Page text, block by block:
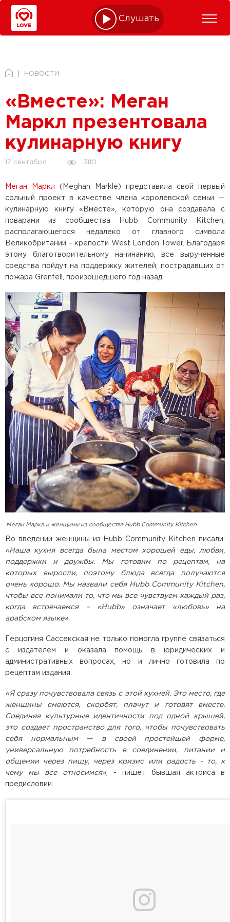
Слушать online
НОВОСТИ
«Вместе»: Меган
Маркл презентовала
кулинарную книгу
17 сентября 3110
Меган Маркл (Meghan Markle) представила свой первый
сольный проект в качестве члена королевской семьи —
кулинарную книгу «Вместе», которую она создавала с
поварами из сообщества Hubb Community Kitchen,
располагающегося недалеко от главного символа
Великобритании – крепости West London Tower. Благодаря
этому благотворительному начинанию, все вырученные
средства пойдут на поддержку жителей, пострадавших от
пожара Grenfell, произошедшего год назад.
Меган Маркл и женщины из сообщества Hubb Community Kitchen
Во введении женщины из Hubb Community Kitchen писали:
«Наша кухня всегда была местом хорошей еды, любви,
поддержки и дружбы. Мы готовим по рецептам, на
которых выросли, поэтому блюда всегда получаются
очень хорошо. Мы назвали себя Hubb Community Kitchen,
чтобы все понимали то, что мы все чувствуем каждый раз,
когда встречаемся – «Hubb» означает «любовь» на
арабском языке»
Герцогиня Сассекская не только помогла группе связаться
с издателем и оказала помощь в юридических и
административных вопросах, но и лично готовила по
рецептам издания.
«Я сразу почувствовала связь с этой кухней. Это место, где
женщины смеются, скорбят, плачут и готовят вместе.
Соединяя культурные идентичности под одной крышей,
это создает пространство для того, чтобы почувствовать
себя нормальным — в своей простейшей форме,
универсальную потребность в соединении, питании и
общении через пищу, через кризис или радость - то, к
чему мы все относимся» , - пишет бывшая актриса в
предисловии.